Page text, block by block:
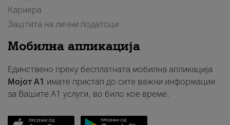
Кариера
Заштита на лични податоци
Мобилна апликација
Единствено преку бесплатната мобилна апликација
Мојот A1 имате пристап до сите важни информации
за Вашите A1 услуги, во било кое време.